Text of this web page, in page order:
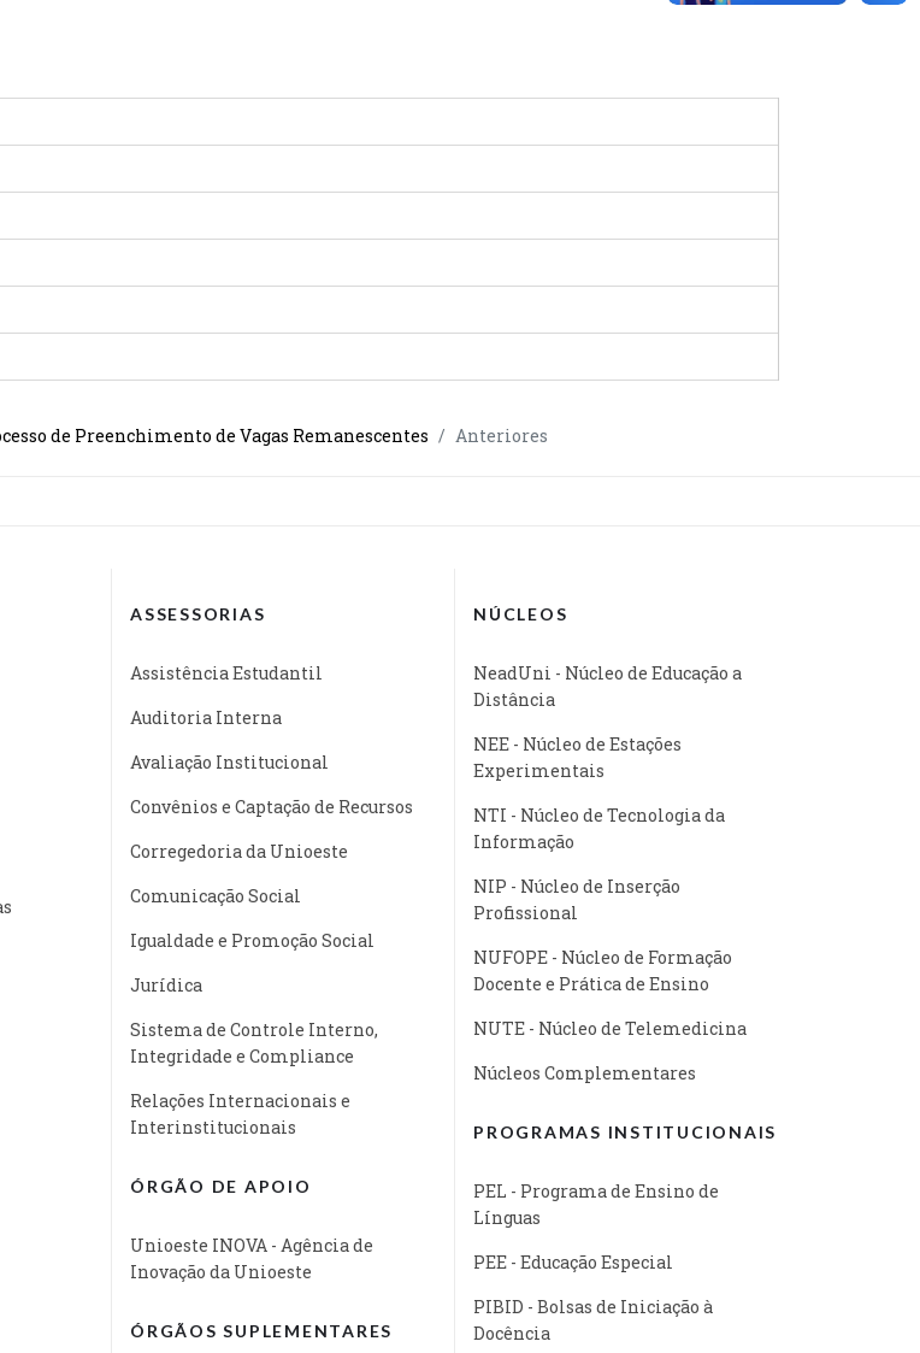
de Preenchimento de Vagas Remanescentes Anteriores
ASSESSORIAS
Assistência Estudantil
Auditoria Interna
Avaliação Institucional
Convênios e Captação de Recursos
Corregedoria da Unioeste
Comunicação Social
Igualdade e Promoção Social
Jurídica
Sistema de Controle Interno,
Integridade e Compliance
Relações Internacionais e
Interinstitucionais
ÓRGÃO DE APOIO
Unioeste INOVA - Agência de
Inovação da Unioeste
ÓRGÃOS SUPLEMENTARES
NÚCLEOS
NeadUni - Núcleo de Educação a
Distância
NEE - Núcleo de Estações
Experimentais
NTI - Núcleo de Tecnologia da
Informação
NIP - Núcleo de Inserção
Profissional
NUFOPE - Núcleo de Formação
Docente e Prática de Ensino
NUTE - Núcleo de Telemedicina
Núcleos Complementares
PROGRAMAS INSTITUCIONAIS
PEL - Programa de Ensino de
Línguas
PEE - Educação Especial
PIBID - Bolsas de Iniciação à
Docência